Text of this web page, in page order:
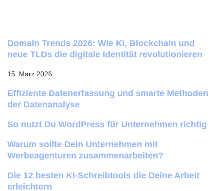
Domain Trends 2026: Wie KI, Blockchain und
neue TLDs die digitale Identität revolutionieren
15. März 2026
Effiziente Datenerfassung und smarte Methoden
der Datenanalyse
So nutzt Du WordPress für Unternehmen richtig
Warum sollte Dein Unternehmen mit
Werbeagenturen zusammenarbeiten?
Die 12 besten KI-Schreibtools die Deine Arbeit
erleichtern